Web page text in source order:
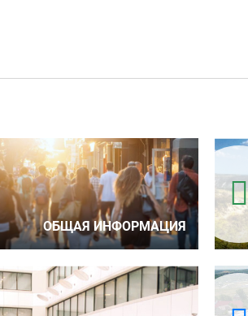
ОБЩАЯ ИНФОРМАЦИЯ